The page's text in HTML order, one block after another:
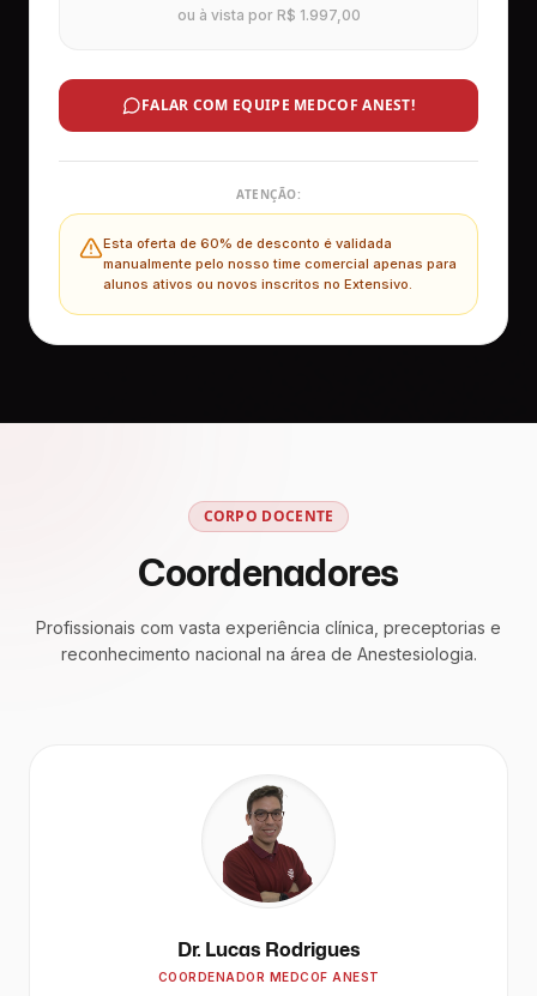
ou à vista por R$ 1.997,00
FALAR COM EQUIPE MEDCOF ANEST!
ATENÇÃO:
Esta oferta de 60% de desconto é validada
manualmente pelo nosso time comercial apenas para
alunos ativos ou novos inscritos no Extensivo.
CORPO DOCENTE
Coordenadores
Profissionais com vasta experiência clínica, preceptorias e
reconhecimento nacional na área de Anestesiologia.
Dr. Lucas Rodrigues
COORDENADOR MEDCOF ANEST